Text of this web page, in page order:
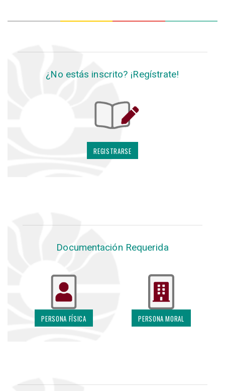
¿No estás inscrito? ¡Regístrate!
REGISTRARSE
Documentación Requerida
PERSONA FÍSICA PERSONA MORAL